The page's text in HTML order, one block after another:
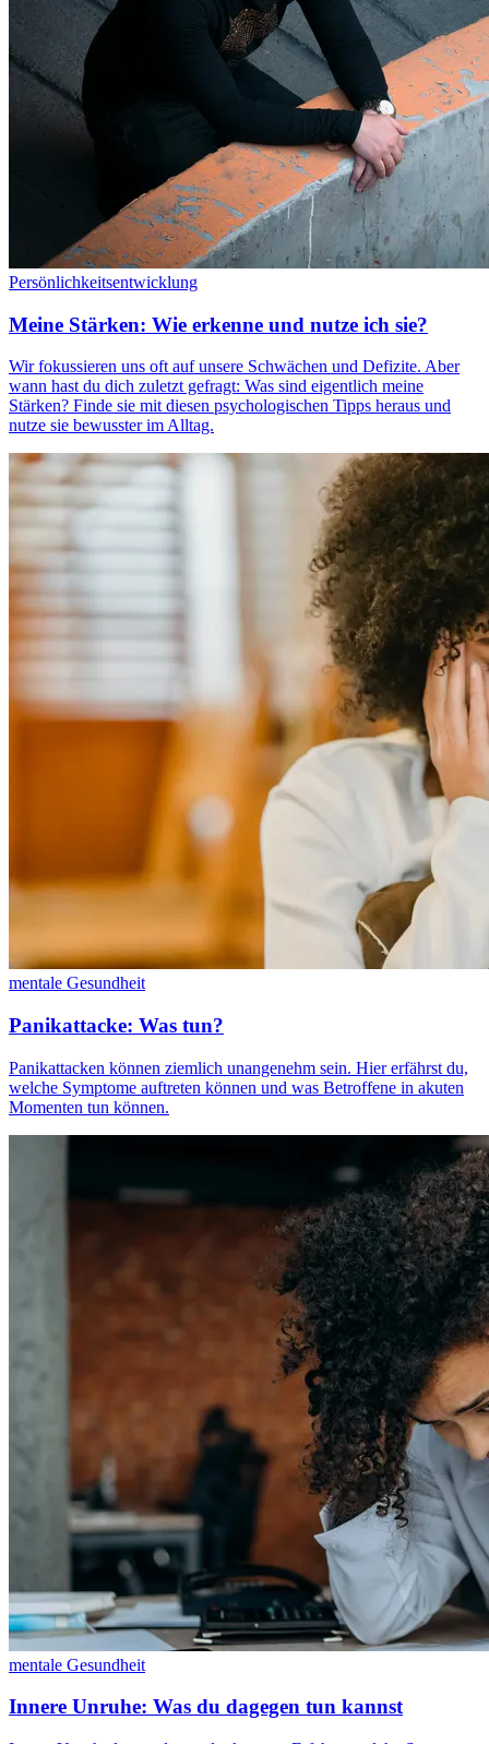
Persönlichkeitsentwicklung
Meine Stärken: Wie erkenne und nutze ich sie?
Wir fokussieren uns oft auf unsere Schwächen und Defizite. Aber
wann hast du dich zuletzt gefragt: Was sind eigentlich meine
Stärken? Finde sie mit diesen psychologischen Tipps heraus und
nutze sie bewusster im Alltag.
mentale Gesundheit
Panikattacke: Was tun?
Panikattacken können ziemlich unangenehm sein. Hier erfährst du,
welche Symptome auftreten können und was Betroffene in akuten
Momenten tun können.
mentale Gesundheit
Innere Unruhe: Was du dagegen tun kannst